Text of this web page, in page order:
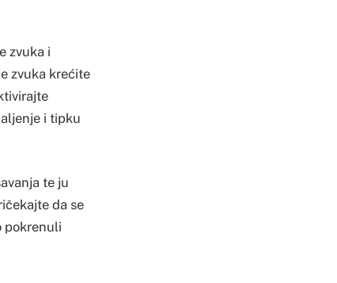
zvuka i
zvuka krećite
i tipku
te ju
da se
pokrenuli